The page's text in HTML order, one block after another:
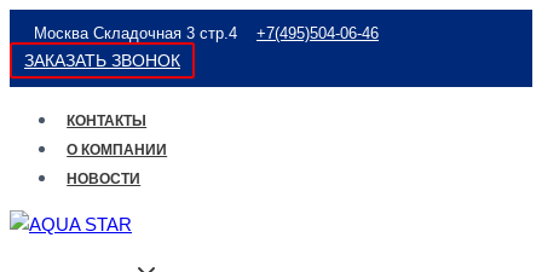
Перейти
к
содержимому
Москва Складочная 3 стр.4 +7(495)504-06-46
ЗАКАЗАТЬ ЗВОНОК
КОНТАКТЫ
О КОМПАНИИ
НОВОСТИ